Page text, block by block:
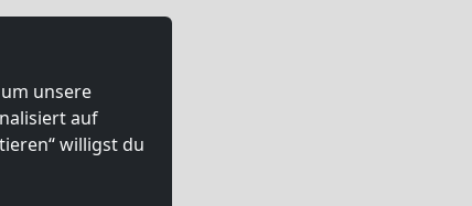
unsere
auf
willigst du